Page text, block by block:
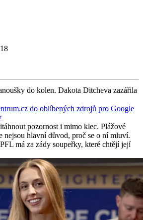
do kolen. Dakota Ditcheva zazářila
do oblíbených zdrojů pro Google
pozornost i mimo klec. Plážové
nejsou hlavní důvod, proč se o ní mluví.
má za zády soupeřky, které chtějí její